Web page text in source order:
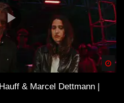
& Marcel Dettmann |